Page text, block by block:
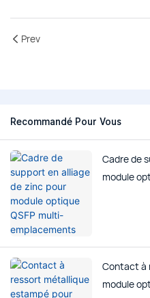
Prev
Recommandé Pour Vous
Cadre de
module
Contact à
module